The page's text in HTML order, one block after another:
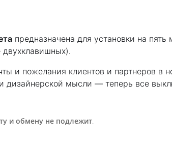
предназначена для установки на
и пожелания клиентов и партнеров в
дизайнерской мысли — теперь все
и обмену не подлежит.